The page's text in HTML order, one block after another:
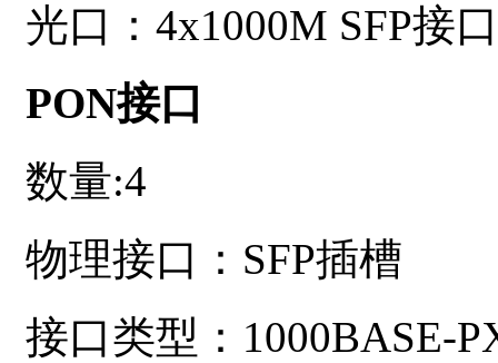
光口： 4x1000M SFP接口
PON接口
数量:4
物理接口： SFP插槽
接口类型： 1000BASE-